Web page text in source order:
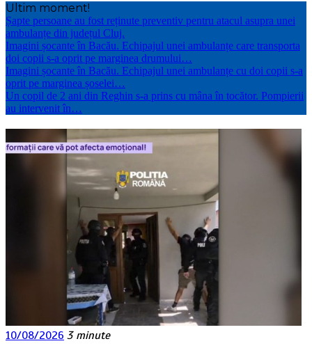
Ultim moment!
Șapte persoane au fost reținute preventiv pentru atacul asupra unei
ambulanțe din județul Cluj.
Imagini șocante în Bacău. Echipajul unei ambulanțe care transporta
doi copii s-a oprit pe marginea drumului…
Imagini șocante în Bacău. Echipajul unei ambulanțe cu doi copii s-a
oprit pe marginea șoselei…
Un copil de 2 ani din Reghin s-a prins cu mâna în tocător. Pompierii
au intervenit în…
10/08/2026 3 minute